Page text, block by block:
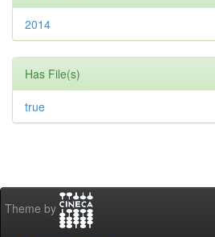
2014
Has File(s)
true
Theme by